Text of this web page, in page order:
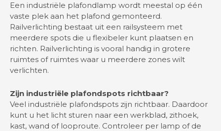
Een industriële plafondlamp wordt meestal op één
vaste plek aan het plafond gemonteerd.
Railverlichting bestaat uit een railsysteem met
meerdere spots die u flexibeler kunt plaatsen en
richten. Railverlichting is vooral handig in grotere
ruimtes of ruimtes waar u meerdere zones wilt
verlichten.
Zijn industriële plafondspots richtbaar?
Veel industriële plafondspots zijn richtbaar. Daardoor
kunt u het licht sturen naar een werkblad, zithoek,
kast, wand of looproute. Controleer per lamp of de